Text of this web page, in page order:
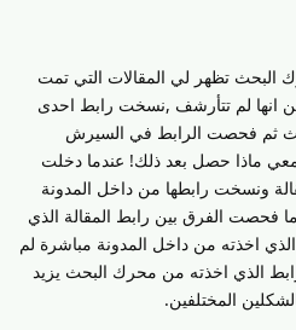
تظهر لي المقالات التي تمت
انها لم تتأرشف ,نسخت رابط احدى
ثم فحصت الرابط في السيرش
ماذا حصل بعد ذلك! عندما دخلت
ونسخت رابطها من داخل المدونة
فحصت الفرق بين رابط المقالة الذي
اخذته من داخل المدونة مباشرة لم
الذي اخذته من محرك البحث يزيد